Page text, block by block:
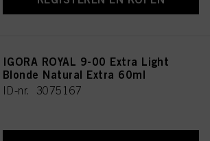
IGORA ROYAL 9-00 Extra Light
Blonde Natural Extra 60ml
ID-nr. 3075167